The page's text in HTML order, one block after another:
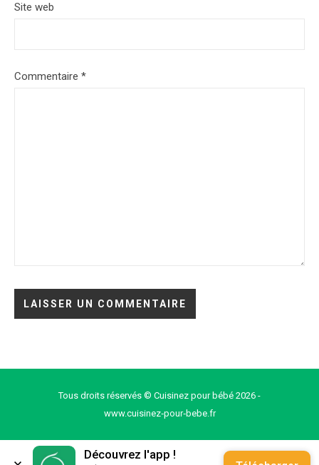
Site web
Commentaire *
Tous droits réservés © Cuisinez pour bébé 2026 -
www.cuisinez‑pour‑bebe.fr
Découvrez l'app !